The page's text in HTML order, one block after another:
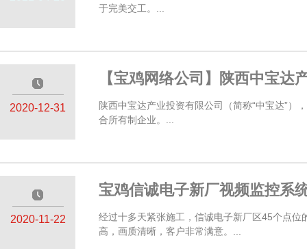
于完美交工。...
—————
2020-12-31
【宝鸡网络公司】陕西中宝达
陕西中宝达产业投资有限公司（简称“中宝达”
合所有制企业。...
—————
2020-11-22
宝鸡信诚电子新厂视频监控系
经过十多天紧张施工，信诚电子新厂区45个点
高，画质清晰，客户非常满意。...